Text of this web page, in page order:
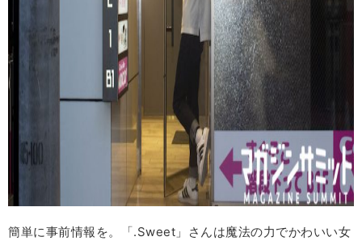
簡単に事前情報を。「.Sweet」さんは魔法の力でかわいい女